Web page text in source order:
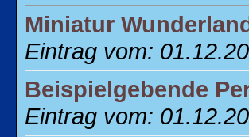
Miniatur
Eintrag vom:
Beispielgebende
Eintrag vom: